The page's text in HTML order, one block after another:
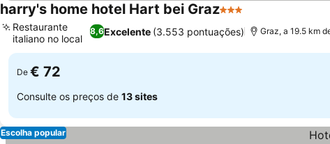
harry's home hotel Hart bei Graz3 Estrelas
8,6Excelente (3.553 pontuações)
Restaurante
italiano no local
Graz, a 19.5 km
De € 72
Consulte os preços de 13 sites
Escolha popular